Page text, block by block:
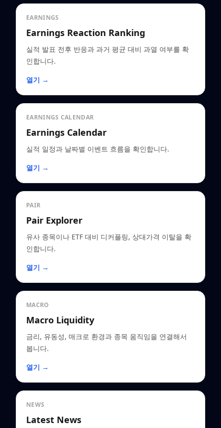
EARNINGS
Earnings Reaction Ranking
실적 발표 전후 반응과 과거 평균 대비 과열 여부를 확
인합니다.
열기 →
EARNINGS CALENDAR
Earnings Calendar
실적 일정과 날짜별 이벤트 흐름을 확인합니다.
열기 →
PAIR
Pair Explorer
유사 종목이나 ETF 대비 디커플링, 상대가격 이탈을 확
인합니다.
열기 →
MACRO
Macro Liquidity
금리, 유동성, 매크로 환경과 종목 움직임을 연결해서
봅니다.
열기 →
NEWS
Latest News